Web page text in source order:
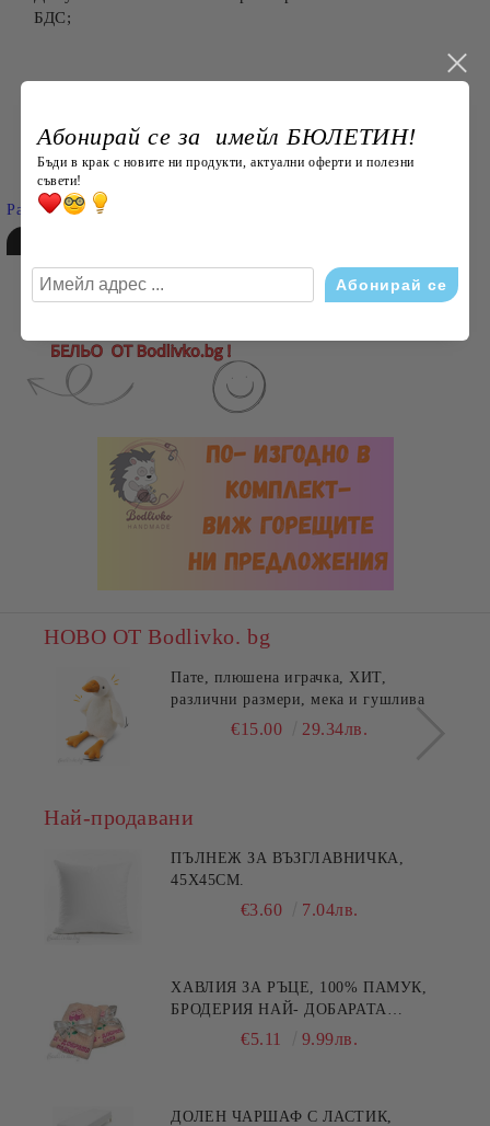
БДС;
Търси
Разширено търсене
НОВО ОТ Bodlivko. bg
Пате, плюшена играчка, ХИТ,
различни размери, мека и гушлива
€15.00 29.34лв.
Най-продавани
ПЪЛНЕЖ ЗА ВЪЗГЛАВНИЧКА,
45X45СМ.
€3.60 7.04лв.
ХАВЛИЯ ЗА РЪЦЕ, 100% ПАМУК,
БРОДЕРИЯ НАЙ- ДОБАРАТА
МАЙКА/БАБА , РАЗМЕР:
€5.11 9.99лв.
ДОЛЕН ЧАРШАФ С ЛАСТИК,
Абонирай се за имейл БЮЛЕТИН!
Бъди в крак с новите ни продукти, актуални оферти и полезни
съвети!